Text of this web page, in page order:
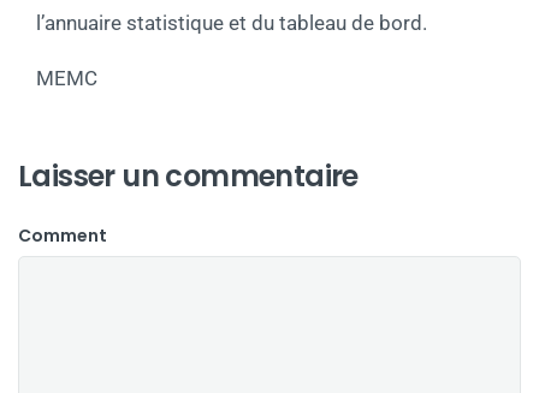
l’annuaire statistique et du tableau de bord.
MEMC
Laisser un commentaire
Comment